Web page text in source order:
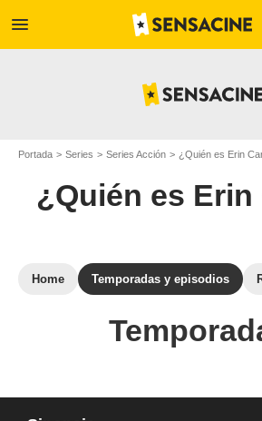
menu
Portada Series Series Acción ¿Quién es Erin
¿Quién es Erin
Home Temporadas y episodios